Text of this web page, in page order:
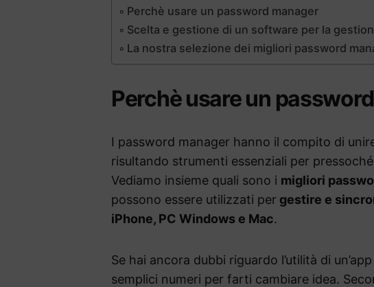
Perchè usare un password manager
Scelta e gestione di un software per la
La nostra selezione dei migliori password
Perchè usare un
I password manager hanno il compito di
risultando strumenti essenziali per
Vediamo insieme quali sono i migliori
possono essere utilizzati per gestire e
iPhone, PC Windows e Mac.
Se hai ancora dubbi riguardo l’utilità di
semplici numeri per farti cambiare idea.